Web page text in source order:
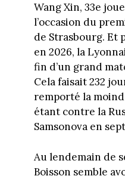
Wang Xin, 33e
l’occasion du
de Strasbourg. Et
en 2026, la
fin d’un grand
Cela faisait 232
remporté la
étant contre la
Samsonova en
Au lendemain de
Boisson semble